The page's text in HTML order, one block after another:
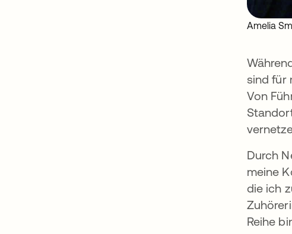
Amelia
sind für
Von
Durch
meine
die ich
Reihe